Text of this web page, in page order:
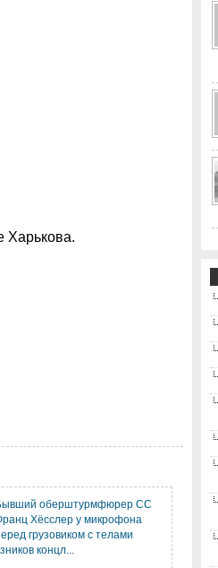
Харькова.
оберштурмфюрер СС
Хёсслер у микрофона
грузовиком с телами
концл...